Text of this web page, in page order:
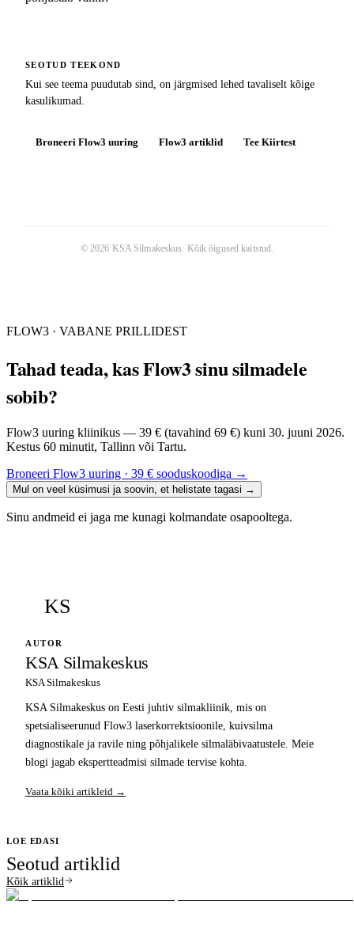
SEOTUD TEEKOND
Kui see teema puudutab sind, on järgmised lehed tavaliselt kõige
kasulikumad.
Broneeri Flow3 uuring Flow3 artiklid Tee Kiirtest
© 2026 KSA Silmakeskus. Kõik õigused kaitstud.
FLOW3 · VABANE PRILLIDEST
Tahad teada, kas Flow3 sinu silmadele
sobib?
Flow3 uuring kliinikus — 39 € (tavahind 69 €) kuni 30. juuni 2026.
Kestus 60 minutit, Tallinn või Tartu.
Broneeri Flow3 uuring · 39 € sooduskoodiga →
Mul on veel küsimusi ja soovin, et helistate tagasi →
Sinu andmeid ei jaga me kunagi kolmandate osapooltega.
KS
AUTOR
KSA Silmakeskus
KSA Silmakeskus
KSA Silmakeskus on Eesti juhtiv silmakliinik, mis on
spetsialiseerunud Flow3 laserkorrektsioonile, kuivsilma
diagnostikale ja ravile ning põhjalikele silmaläbivaatustele. Meie
blogi jagab ekspertteadmisi silmade tervise kohta.
Vaata kõiki artikleid →
LOE EDASI
Seotud artiklid
Kõik artiklid